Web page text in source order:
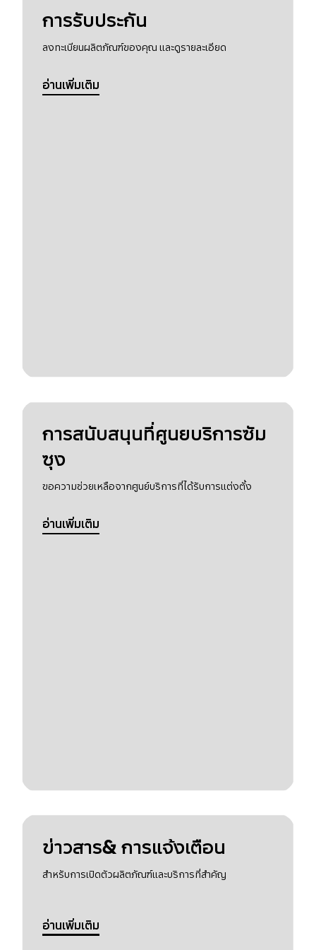
การรับประกัน
ลงทะเบียนผลิตภัณฑ์ของคุณ และดูรายละเอียด
อ่านเพิ่มเติม
การสนับสนุนที่ศูนยบริการซัม
ซุง
ขอความช่วยเหลือจากศูนย์บริการที่ได้รับการแต่งตั้ง
อ่านเพิ่มเติม
ข่าวสาร& การแจ้งเตือน
สำหรับการเปิดตัวผลิตภัณฑ์และบริการที่สำคัญ
อ่านเพิ่มเติม